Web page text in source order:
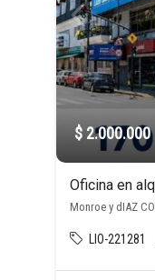
$ 2.000.000
LIO-221281